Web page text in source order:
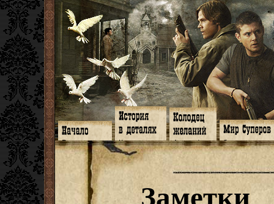
Главная
Программа
Форум
Facebook
Книги
Галереи
Музыка
Видео
Субтитры
Заметки
Мысли
Арт-кафе
Игромания
Фанфики
Фанарт
Знакомство
Обитатели
Семейное
Дневник
СИЗО
Заметки